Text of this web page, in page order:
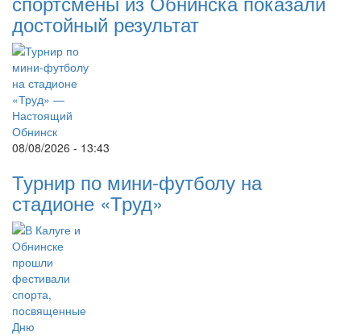
достойный результат
08/08/2026 - 13:43
Турнир по мини-футболу на
стадионе «Труд»